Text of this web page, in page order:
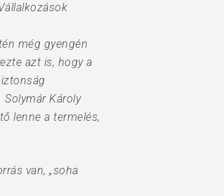
még gyengén
azt is, hogy a
Károly
lenne a termelés,
van, „soha